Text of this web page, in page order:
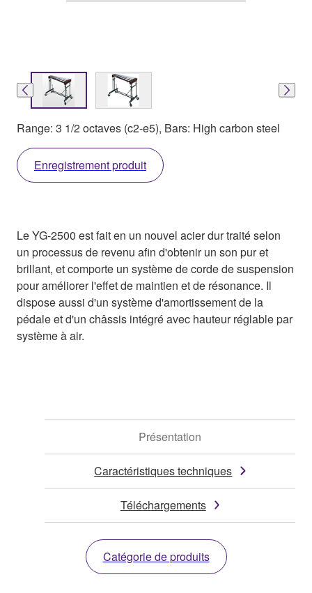
Range: 3 1/2 octaves (c2-e5), Bars: High carbon steel
Enregistrement produit
Le YG-2500 est fait en un nouvel acier dur traité selon
un processus de revenu afin d'obtenir un son pur et
brillant, et comporte un système de corde de suspension
pour améliorer l'effet de maintien et de résonance. Il
dispose aussi d'un système d'amortissement de la
pédale et d'un châssis intégré avec hauteur réglable par
système à air.
Présentation
Caractéristiques techniques
Téléchargements
Catégorie de produits